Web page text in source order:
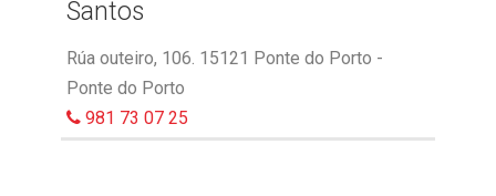
Santos
Rúa outeiro, 106. 15121 Ponte do Porto -
Ponte do Porto
981 73 07 25